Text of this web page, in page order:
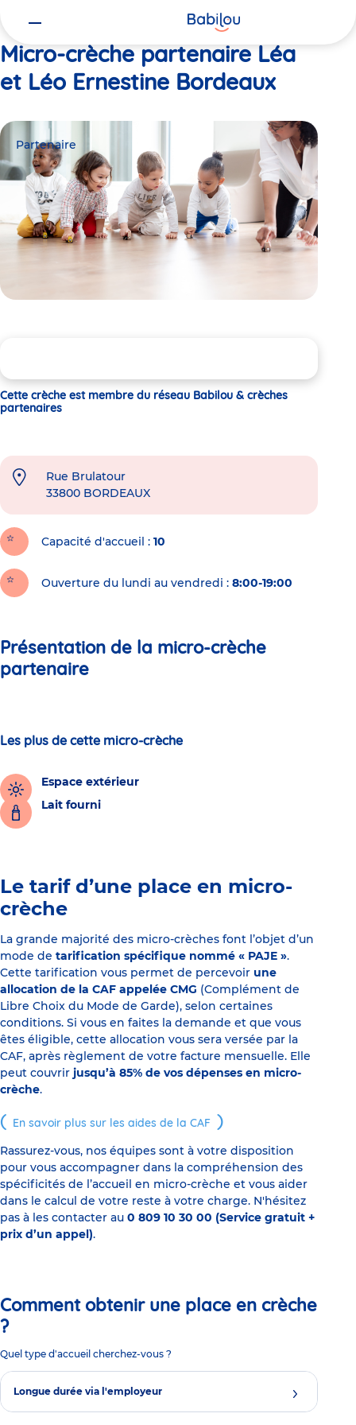
Micro-crèche partenaire Léa
et Léo Ernestine Bordeaux
Partenaire
Cette crèche est membre du réseau Babilou & crèches
partenaires
Rue Brulatour
33800 BORDEAUX
Capacité d'accueil 10
Ouverture du lundi au vendredi : 8:00-19:00
Présentation de la micro-crèche
partenaire
Les plus de cette micro-crèche
Espace extérieur
Lait fourni
Le tarif d’une place en micro-
crèche
La grande majorité des micro-crèches font l’objet d’un
mode de tarification spécifique nommé « PAJE ».
Cette tarification vous permet de percevoir une
allocation de la CAF appelée CMG (Complément de
Libre Choix du Mode de Garde), selon certaines
conditions. Si vous en faites la demande et que vous
êtes éligible, cette allocation vous sera versée par la
CAF, après règlement de votre facture mensuelle. Elle
peut couvrir jusqu’à 85% de vos dépenses en micro-
crèche.
En savoir plus sur les aides de la CAF
Rassurez-vous, nos équipes sont à votre disposition
pour vous accompagner dans la compréhension des
spécificités de l’accueil en micro-crèche et vous aider
dans le calcul de votre reste à votre charge. N'hésitez
pas à les contacter au 0 809 10 30 00 (Service gratuit +
prix d’un appel).
Comment obtenir une place en crèche
?
Quel type d'accueil cherchez-vous ?
Longue durée via l'employeur